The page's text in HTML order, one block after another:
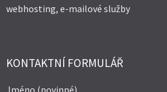
webhosting, e-mailové služby
KONTAKTNÍ FORMULÁŘ